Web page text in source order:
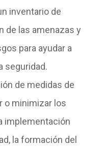
inventario de
de las amenazas y
para ayudar a
seguridad.
de medidas de
o minimizar los
implementación
la formación del